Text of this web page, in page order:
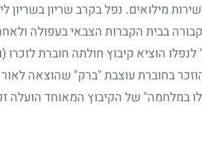
מילואים. נפל בקרב שריון בשריון
בבית הקברות הצבאי בעפולה
הוציא קיבוץ חולתה חוברת
בחוברת עוצבת "ברק" שהוצאה
במלחמה" של הקיבוץ המאוחד הועלה